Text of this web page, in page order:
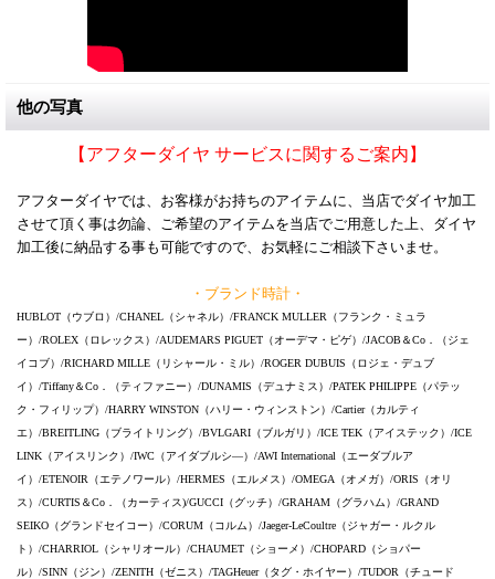
他の写真
【アフターダイヤ サービスに関するご案内】
アフターダイヤでは、お客様がお持ちのアイテムに、当店でダイヤ加工
させて頂く事は勿論、ご希望のアイテムを当店でご用意した上、ダイヤ
加工後に納品する事も可能ですので、お気軽にご相談下さいませ。
・ブランド時計・
HUBLOT（ウブロ）/CHANEL（シャネル）/FRANCK MULLER（フランク・ミュラ
ー）/ROLEX（ロレックス）/AUDEMARS PIGUET（オーデマ・ピゲ）/JACOB＆Co．（ジェ
イコブ）/RICHARD MILLE（リシャール・ミル）/ROGER DUBUIS（ロジェ・デュブ
イ）/Tiffany＆Co．（ティファニー）/DUNAMIS（デュナミス）/PATEK PHILIPPE（パテッ
ク・フィリップ）/HARRY WINSTON（ハリー・ウィンストン）/Cartier（カルティ
エ）/BREITLING（ブライトリング）/BVLGARI（ブルガリ）/ICE TEK（アイステック）/ICE
LINK（アイスリンク）/IWC（アイダブルシ―）/AWI International（エーダブルア
イ）/ETENOIR（エテノワール）/HERMES（エルメス）/OMEGA（オメガ）/ORIS（オリ
ス）/CURTIS＆Co．（カーティス)/GUCCI（グッチ）/GRAHAM（グラハム）/GRAND
SEIKO（グランドセイコー）/CORUM（コルム）/Jaeger-LeCoultre（ジャガー・ルクル
ト）/CHARRIOL（シャリオール）/CHAUMET（ショーメ）/CHOPARD（ショパー
ル）/SINN（ジン）/ZENITH（ゼニス）/TAGHeuer（タグ・ホイヤー）/TUDOR（チュード